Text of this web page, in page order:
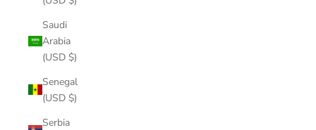
Saudi
Arabia
(USD $)
Senegal
(USD $)
Serbia